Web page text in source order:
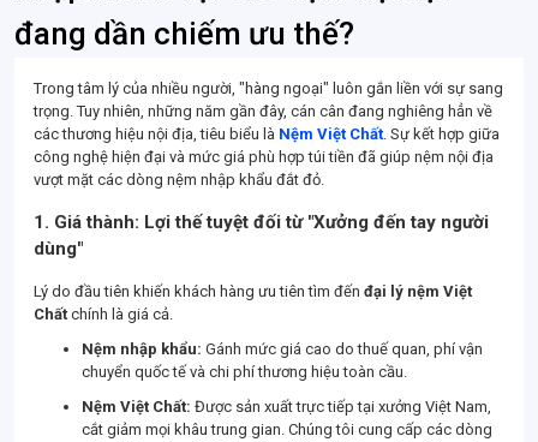
đang dần chiếm ưu thế?
Trong tâm lý của nhiều người, "hàng ngoại" luôn gắn liền với sự sang
trọng. Tuy nhiên, những năm gần đây, cán cân đang nghiêng hẳn về
các thương hiệu nội địa, tiêu biểu là Nệm Việt Chất. Sự kết hợp giữa
công nghệ hiện đại và mức giá phù hợp túi tiền đã giúp nệm nội địa
vượt mặt các dòng nệm nhập khẩu đắt đỏ.
1. Giá thành: Lợi thế tuyệt đối từ "Xưởng đến tay người
dùng"
Lý do đầu tiên khiến khách hàng ưu tiên tìm đến đại lý nệm Việt
Chất chính là giá cả.
Nệm nhập khẩu: Gánh mức giá cao do thuế quan, phí vận
chuyển quốc tế và chi phí thương hiệu toàn cầu.
Nệm Việt Chất: Được sản xuất trực tiếp tại xưởng Việt Nam,
cắt giảm mọi khâu trung gian. Chúng tôi cung cấp các dòng